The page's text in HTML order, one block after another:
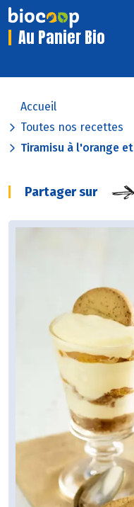
Au Panier Bio
Accueil
Toutes nos recettes
Tiramisu à l'orange
Partager sur